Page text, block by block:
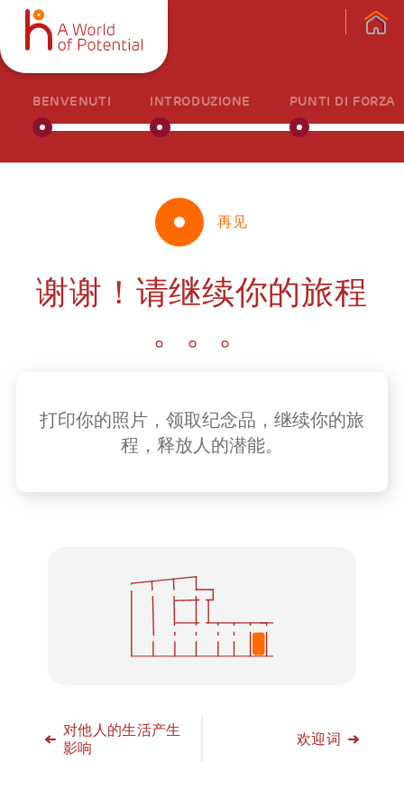
BENVENUTI INTRODUZIONE PUNTI DI FORZA
再见
谢谢！请继续你的旅程
。。。
打印你的照片，领取纪念品，继续你的旅
程，释放人的潜能。
对他人的生活产生
影响
欢迎词